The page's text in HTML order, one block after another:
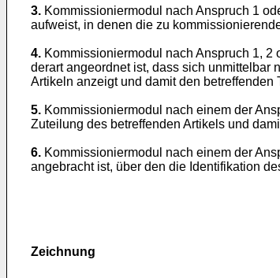
3. Kommissioniermodul nach Anspruch 1
aufweist, in denen die zu
4. Kommissioniermodul nach Anspruch 1, 2
derart angeordnet ist, dass sich unmittelbar
Artikeln anzeigt und damit den betreffenden
5. Kommissioniermodul nach einem der
Zuteilung des betreffenden Artikels und
6. Kommissioniermodul nach einem der
angebracht ist, über den die Identifikation
Zeichnung